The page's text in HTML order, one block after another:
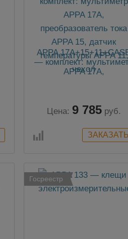
APPA
— комплект:
APPA 17A,
чехол
Цена: 9 785 руб.
Госреестр